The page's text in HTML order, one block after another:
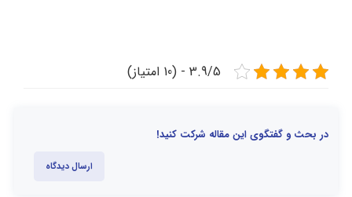
3.9/5 - (10 امتیاز)
در بحث و گفتگوی این مقاله شرکت کنید!
ارسال دیدگاه